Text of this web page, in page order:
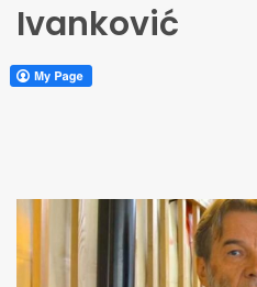
Ivanković